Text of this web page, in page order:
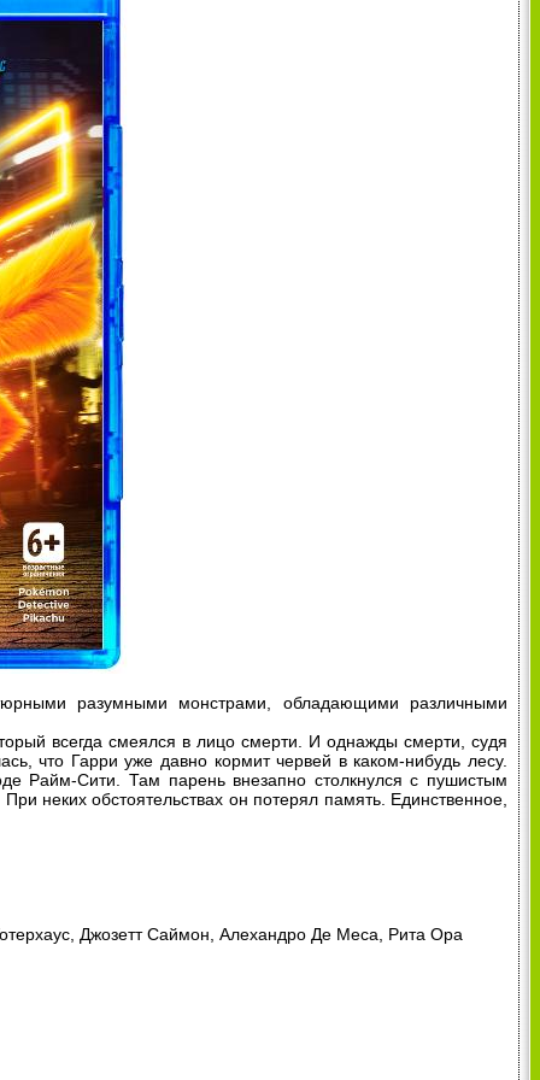
разумными монстрами, обладающими различными
всегда смеялся в лицо смерти. И однажды смерти, судя
что Гарри уже давно кормит червей в каком-нибудь лесу.
Райм-Сити. Там парень внезапно столкнулся с пушистым
неких обстоятельствах он потерял память. Единственное,
Джозетт Саймон, Алехандро Де Меса, Рита Ора